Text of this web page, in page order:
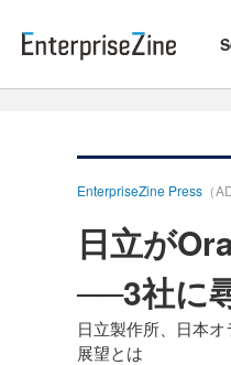
EnterpriseZine Press （
日立が
──3社に
日立製作所、日本
展望とは